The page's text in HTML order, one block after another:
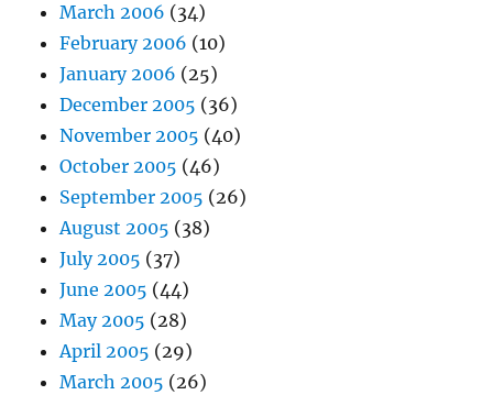
March 2006 (34)
February 2006 (10)
January 2006 (25)
December 2005 (36)
November 2005 (40)
October 2005 (46)
September 2005 (26)
August 2005 (38)
July 2005 (37)
June 2005 (44)
May 2005 (28)
April 2005 (29)
March 2005 (26)